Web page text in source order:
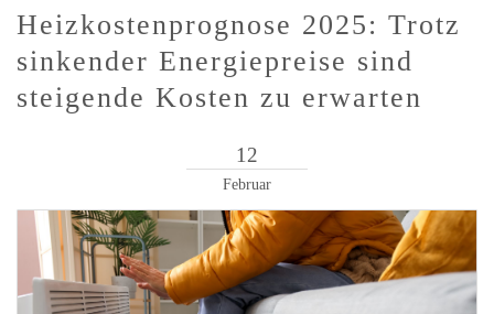
Heizkostenprognose 2025: Trotz
sinkender Energiepreise sind
steigende Kosten zu erwarten
12
Februar